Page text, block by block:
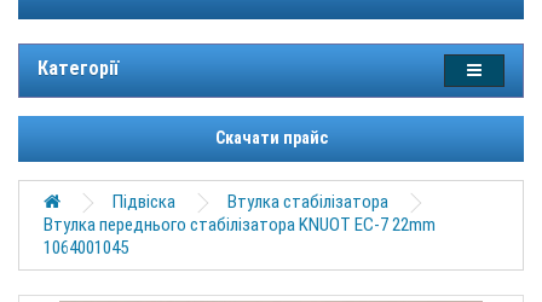
Категорії
Скачати прайс
Підвіска
Втулка стабілізатора
Втулка переднього стабілізатора KNUOT EC-7 22mm
1064001045